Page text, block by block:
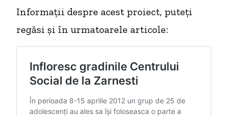
Informații despre acest proiect, puteți
regăsi și în urmatoarele articole: